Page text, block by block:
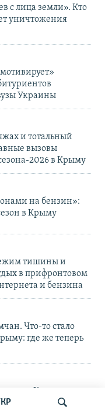
с лица земли». Кто
уничтожения
Украины
и тотальный
вызовы
2026 в Крыму
на бензин»:
в Крыму
тишины и
в прифронтовом
и бензина
Что-то стало
где же теперь
завезут